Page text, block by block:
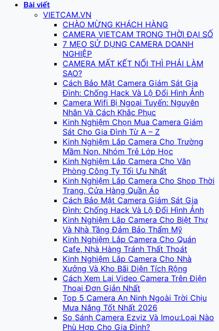
Bài viết
VIETCAM.VN
CHÀO MỪNG KHÁCH HÀNG
CAMERA VIETCAM TRONG THỜI ĐẠI SỐ
7 MẸO SỬ DỤNG CAMERA DOANH
NGHIỆP
CAMERA MẤT KẾT NỐI THÌ PHẢI LÀM
SAO?
Cách Bảo Mật Camera Giám Sát Gia
Đình: Chống Hack Và Lộ Đổi Hình Ảnh
Camera Wifi Bị Ngoại Tuyến: Nguyên
Nhân Và Cách Khắc Phục
Kinh Nghiệm Chọn Mua Camera Giám
Sát Cho Gia Đình Từ A – Z
Kinh Nghiệm Lắp Camera Cho Trường
Mầm Non, Nhóm Trẻ Lớp Học
Kinh Nghiệm Lắp Camera Cho Văn
Phòng Công Ty Tối Ưu Nhất
Kinh Nghiệm Lắp Camera Cho Shop Thời
Trang, Cửa Hàng Quần Áo
Cách Bảo Mật Camera Giám Sát Gia
Đình: Chống Hack Và Lộ Đổi Hình Ảnh
Kinh Nghiệm Lắp Camera Cho Biệt Thự
Và Nhà Tầng Đảm Bảo Thẩm Mỹ
Kinh Nghiệm Lắp Camera Cho Quán
Cafe, Nhà Hàng Tránh Thất Thoát
Kinh Nghiệm Lắp Camera Cho Nhà
Xưởng Và Kho Bãi Diện Tích Rộng
Cách Xem Lại Video Camera Trên Điện
Thoại Đơn Giản Nhất
Top 5 Camera An Ninh Ngoài Trời Chịu
Mưa Nắng Tốt Nhất 2026
So Sánh Camera Ezviz Và Imou:Loại Nào
Phù Hợp Cho Gia Đình?